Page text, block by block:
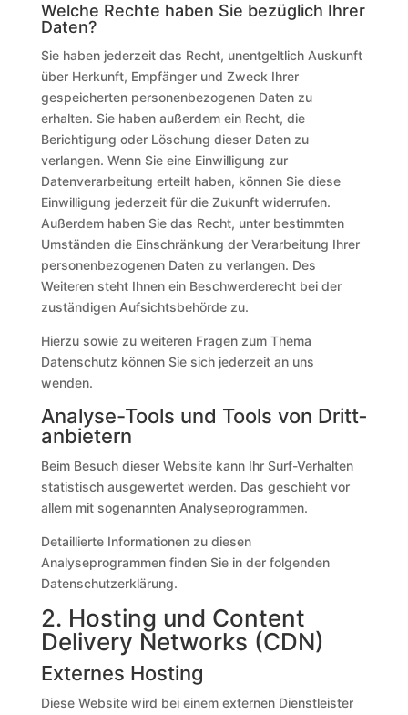
Welche Rechte haben Sie bezüglich Ihrer
Daten?
Sie haben jederzeit das Recht, unentgeltlich Auskunft
über Herkunft, Empfänger und Zweck Ihrer
gespeicherten personenbezogenen Daten zu
erhalten. Sie haben außerdem ein Recht, die
Berichtigung oder Löschung dieser Daten zu
verlangen. Wenn Sie eine Einwilligung zur
Datenverarbeitung erteilt haben, können Sie diese
Einwilligung jederzeit für die Zukunft widerrufen.
Außerdem haben Sie das Recht, unter bestimmten
Umständen die Einschränkung der Verarbeitung Ihrer
personenbezogenen Daten zu verlangen. Des
Weiteren steht Ihnen ein Beschwerderecht bei der
zuständigen Aufsichtsbehörde zu.
Hierzu sowie zu weiteren Fragen zum Thema
Datenschutz können Sie sich jederzeit an uns
wenden.
Analyse-Tools und Tools von Dritt­
anbietern
Beim Besuch dieser Website kann Ihr Surf-Verhalten
statistisch ausgewertet werden. Das geschieht vor
allem mit sogenannten Analyseprogrammen.
Detaillierte Informationen zu diesen
Analyseprogrammen finden Sie in der folgenden
Datenschutzerklärung.
2. Hosting und Content
Delivery Networks (CDN)
Externes Hosting
Diese Website wird bei einem externen Dienstleister